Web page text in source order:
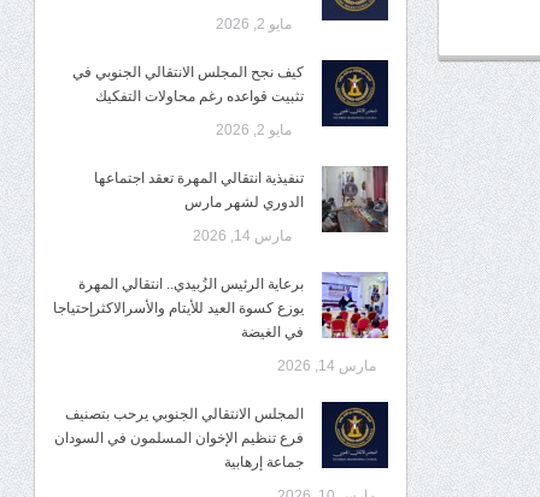
مايو 2, 2026
كيف نجح المجلس الانتقالي الجنوبي في
تثبيت قواعده رغم محاولات التفكيك
مايو 2, 2026
تنفيذية انتقالي المهرة تعقد اجتماعها
الدوري لشهر مارس
مارس 14, 2026
برعاية الرئيس الزُبيدي.. انتقالي المهرة
يوزع كسوة العيد للأيتام والأسرالاكثرإحتياجا
في الغيضة
مارس 14, 2026
المجلس الانتقالي الجنوبي يرحب بتصنيف
فرع تنظيم الإخوان المسلمون في السودان
جماعة إرهابية